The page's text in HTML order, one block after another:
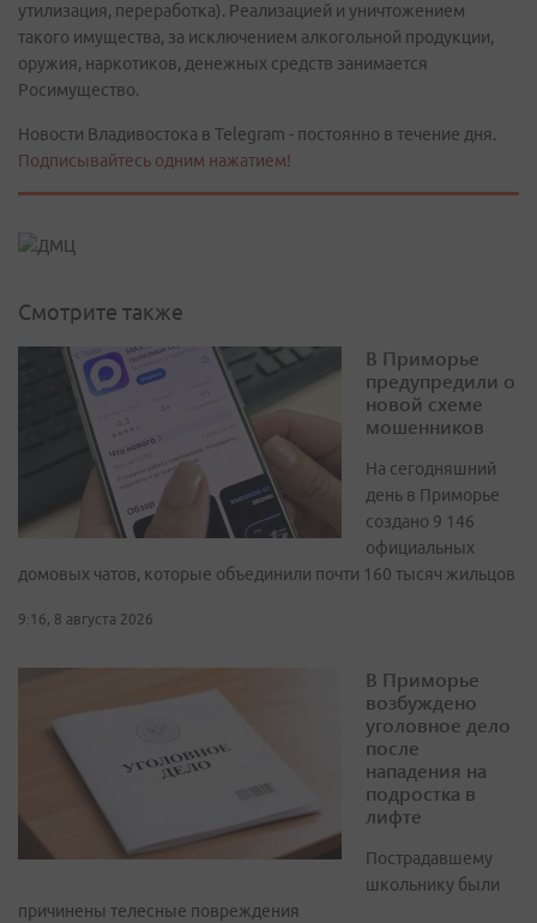
утилизация, переработка). Реализацией и уничтожением
такого имущества, за исключением алкогольной продукции,
оружия, наркотиков, денежных средств занимается
Росимущество.
Новости Владивостока в Telegram - постоянно в течение дня.
Подписывайтесь одним нажатием!
Смотрите также
В Приморье
предупредили о
новой схеме
мошенников
На сегодняшний
день в Приморье
создано 9 146
официальных
домовых чатов, которые объединили почти 160 тысяч жильцов
9:16, 8 августа 2026
В Приморье
возбуждено
уголовное дело
после
нападения на
подростка в
лифте
Пострадавшему
школьнику были
причинены телесные повреждения